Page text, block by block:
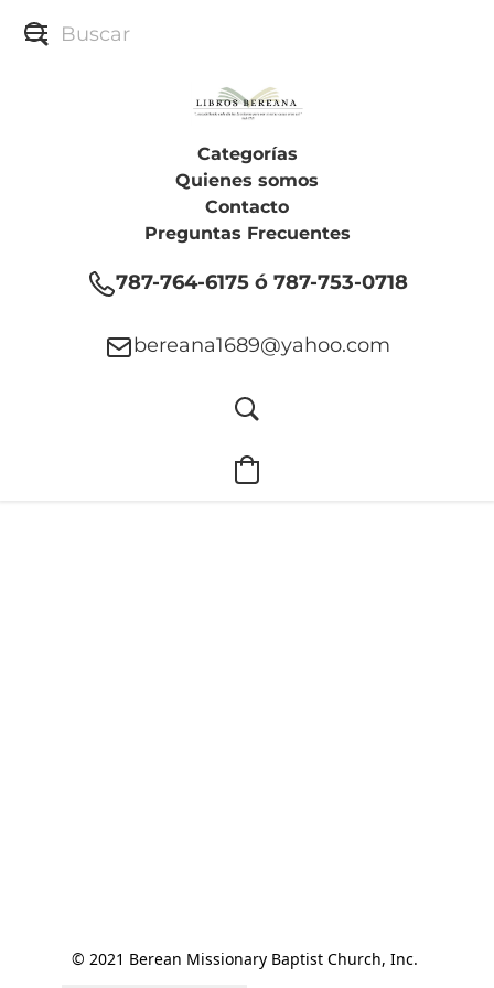
Categorías
Quienes somos
Contacto
Preguntas Frecuentes
787-764-6175 ó 787-753-0718
bereana1689@yahoo.com
© 2021 Berean Missionary Baptist Church, Inc.